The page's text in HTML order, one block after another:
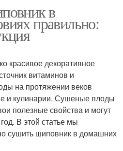
в
правильно:
красивое декоративное
витаминов и
на протяжении веков
и кулинарии. Сушеные плоды
полезные свойства и могут
В этой статье мы
сушить шиповник в домашних